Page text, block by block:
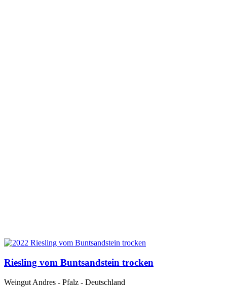
Riesling vom Buntsandstein trocken
Weingut Andres - Pfalz - Deutschland